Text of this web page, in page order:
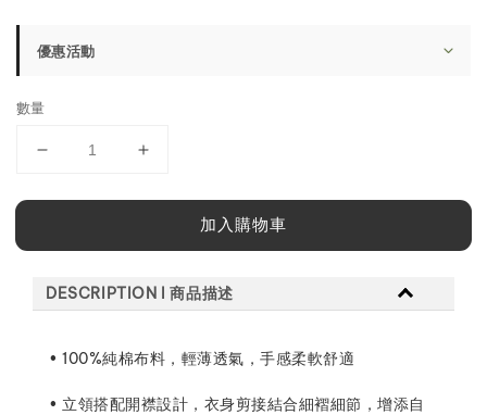
優惠活動
數量
加入購物車
DESCRIPTION l 商品描述
• 100%純棉布料，輕薄透氣，手感柔軟舒適
• 立領搭配開襟設計，衣身剪接結合細褶細節，增添自